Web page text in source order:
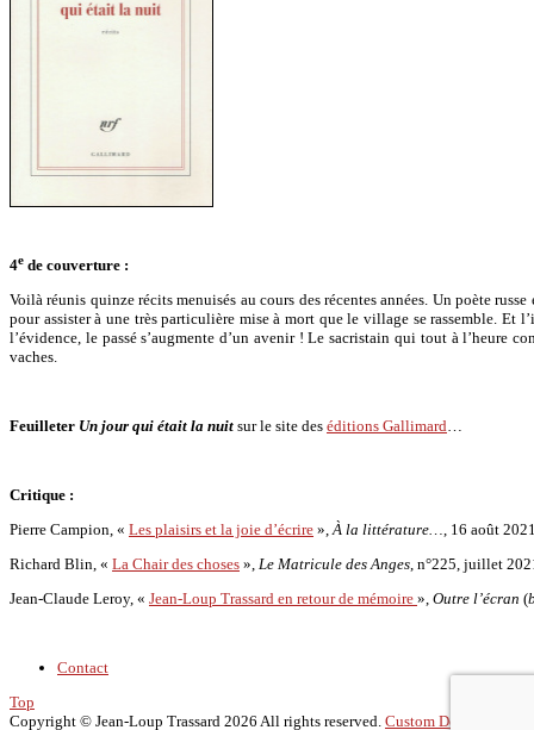
4e de couverture :
Voilà réunis quinze récits menuisés au cours des récentes années. Un poète
pour assister à une très particulière mise à mort que le village se rassemble.
l’évidence, le passé s’augmente d’un avenir ! Le sacristain qui tout à l’heure
vaches.
Feuilleter Un jour qui était la nuit sur le site des éditions Gallimard…
Critique :
Pierre Campion, « Les plaisirs et la joie d’écrire »,À la littérature…, 16 août
Richard Blin, « La Chair des choses », Le Matricule des Anges, n°225, juillet
Jean-Claude Leroy, « Jean-Loup Trassard en retour de mémoire », Outre l’écran (
Contact
Top
Copyright © Jean-Loup Trassard 2026 All rights reserved. Custom Design by